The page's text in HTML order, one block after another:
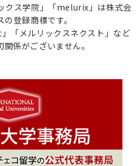
クス学院」「melurix」は株式会
登録商標です。
「メルリックスネクスト」など
係がございません。